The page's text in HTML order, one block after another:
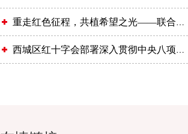
重走红色征程，共植希望之光——联合主题党日活动走进门头沟区清水镇
西城区红十字会部署深入贯彻中央八项规定精神学习教育工作